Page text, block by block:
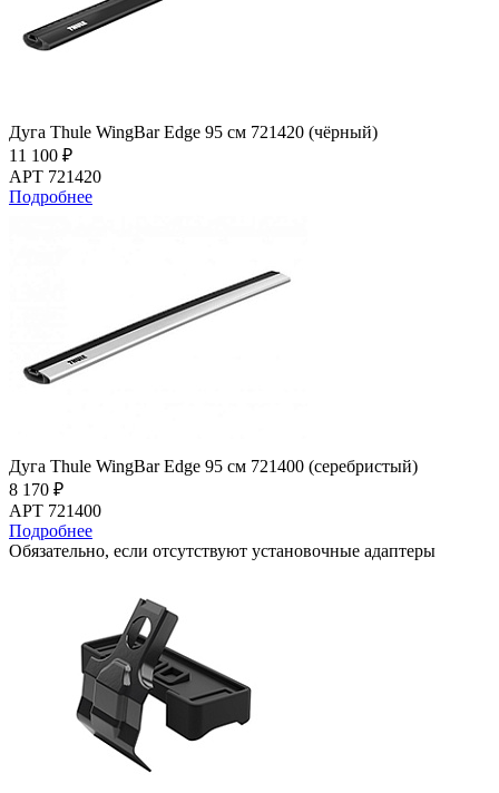
Дуга Thule WingBar Edge 95 см 721420 (чёрный)
11 100 ₽
АРТ 721420
Подробнее
Дуга Thule WingBar Edge 95 см 721400 (серебристый)
8 170 ₽
АРТ 721400
Подробнее
Обязательно, если отсутствуют установочные адаптеры